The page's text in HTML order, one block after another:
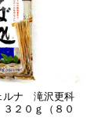
ルナ 滝沢更科
２０ｇ（８０